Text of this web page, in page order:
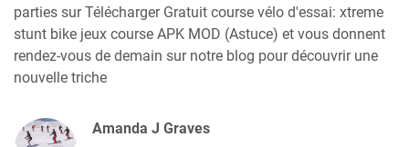
parties sur Télécharger Gratuit course vélo d'essai: xtreme
stunt bike jeux course APK MOD (Astuce) et vous donnent
rendez-vous de demain sur notre blog pour découvrir une
nouvelle triche
Amanda J Graves